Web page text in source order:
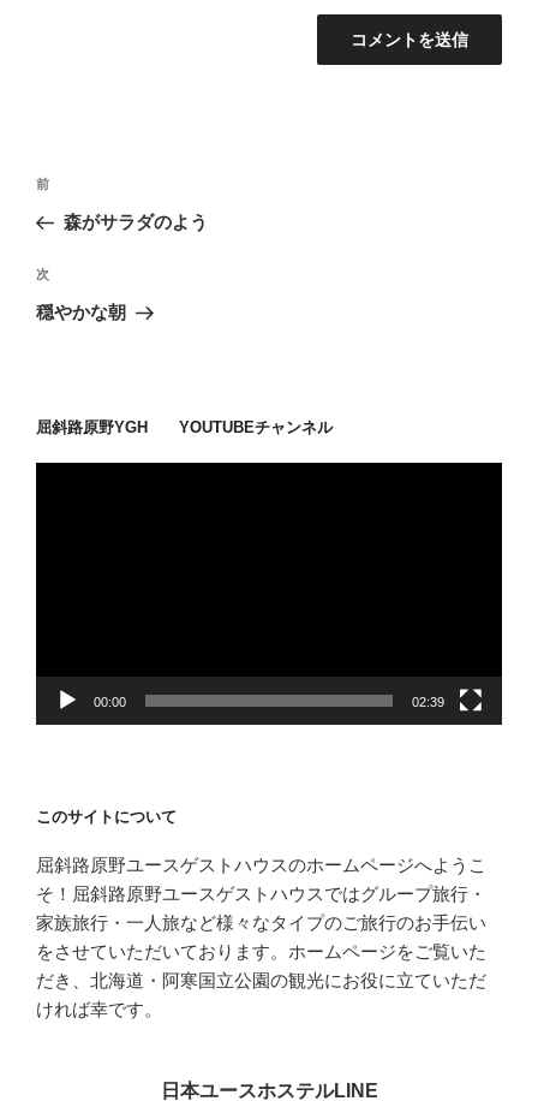
投
ナ
ビ
ゲ
ン
過
去
投
稿
前
森がサラダのよう
次
の
次
穏やかな朝
屈斜路原野YGH YOUTUBEチャンネル
00:00 02:39
このサイトについて
屈斜路原野ユースゲストハウスのホームページへようこ
そ！屈斜路原野ユースゲストハウスではグループ旅行・
家族旅行・一人旅など様々なタイプのご旅行のお手伝い
をさせていただいております。ホームページをご覧いた
だき、北海道・阿寒国立公園の観光にお役に立ていただ
ければ幸です。
日本ユースホステルLINE